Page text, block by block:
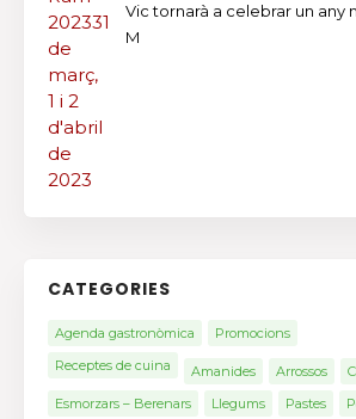
Vic tornarà a celebrar un any
M
CATEGORIES
Agenda gastronòmica
Promocions
Receptes de cuina
Amanides Arrossos
Esmorzars – Berenars
Llegums Pastes